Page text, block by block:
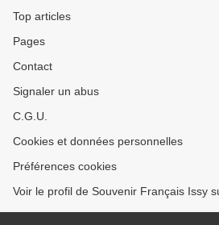
Top articles
Pages
Contact
Signaler un abus
C.G.U.
Cookies et données personnelles
Préférences cookies
Voir le profil de Souvenir Français Issy